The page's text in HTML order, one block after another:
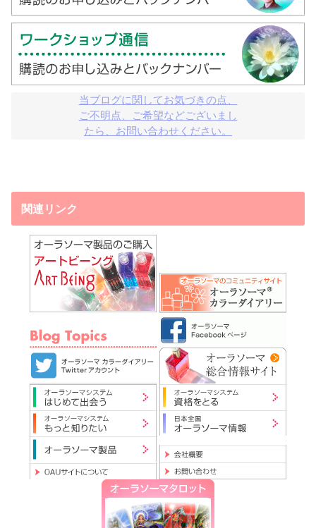
当ブログに関してお気づきの点、
ご不明点、ご希望などございまし
たら、お問い合わせください。
関連リンク